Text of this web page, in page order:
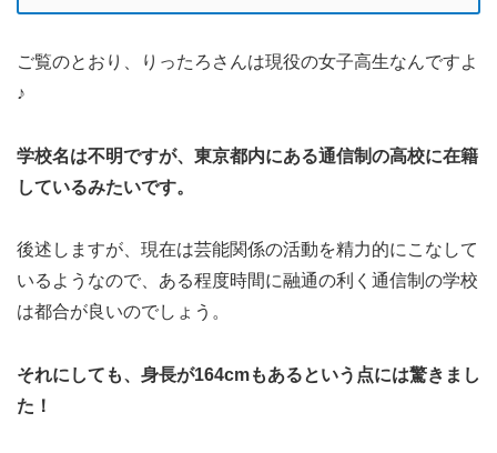
ご覧のとおり、りったろさんは現役の女子高生なんですよ
♪
学校名は不明ですが、東京都内にある通信制の高校に在籍
しているみたいです。
後述しますが、現在は芸能関係の活動を精力的にこなして
いるようなので、ある程度時間に融通の利く通信制の学校
は都合が良いのでしょう。
それにしても、身長が164cmもあるという点には驚きまし
た！